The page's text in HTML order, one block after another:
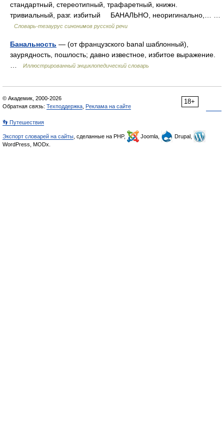
стандартный, стереотипный, трафаретный, книжн.
тривиальный, разг. избитый БАНАЛЬНО, неоригинально,… …
Словарь-тезаурус синонимов русской речи
Банальность — (от французского banal шаблонный),
заурядность, пошлость; давно известное, избитое выражение.
Иллюстрированный энциклопедический словарь
18+
© Академик, 2000-2026
Обратная связь: Техподдержка Реклама на сайте
👣 Путешествия
Экспорт словарей на сайты , сделанные на PHP, Joomla,
Drupal,
WordPress, MODx.